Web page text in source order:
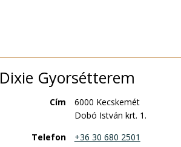
Dixie Gyorsétterem
Cím
6000 Kecskemét
Dobó István krt. 1.
Telefon
+36 30 680 2501